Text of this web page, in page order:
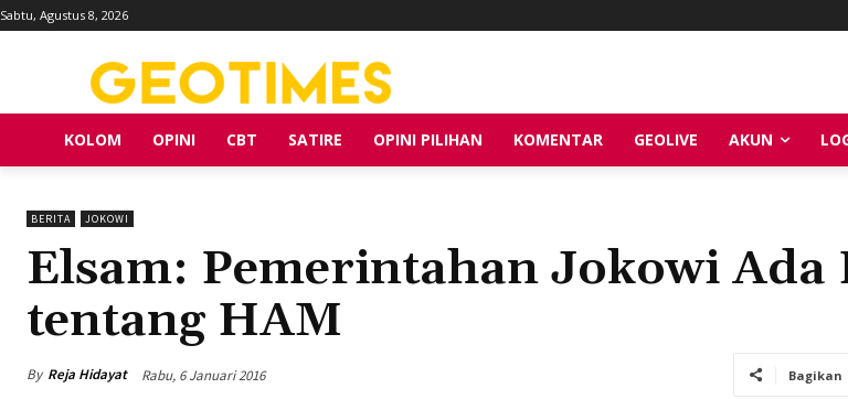
Sabtu, Agustus 8, 2026
KOLOM OPINI CBT SATIRE OPINI PILIHAN KOMENTAR GEOLIVE AKUN
BERITA JOKOWI
Elsam: Pemerintahan Jokowi Ada
tentang HAM
By Reja Hidayat Rabu, 6 Januari 2016 Bagikan